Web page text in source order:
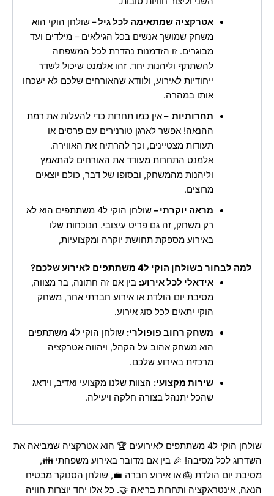
אטרקציה שמתאימה לכל גיל –שולחן הוקי הוא
משחק שמושך אנשים בכל הגילאים – מילדים ועד
מבוגרים. זו הזדמנות נהדרת לכל המשפחה
להשתתף וליהנות יחד. זהו אלמנט שיכול לשדר
ייחודיות לאירוע, ולוודא שהאורחים שלכם לא ישכחו
אותו במהרה.
תחרותיות –אין כמו תחרות כדי להעלות את רמת
ההנאה! אפשר לארגן טורנירים עם פרסים או
תעודות מצטיינים, וכך להרתיח את האווירה.
אלמנט התחרות מעודד את האורחים להתאמץ
וליהנות מהמשחק, ובסופו של דבר, כולם יוצאים
מרוצים.
מראה יוקרתי –
שולחן הוקי ל4 משתתפים הוא לא
רק משחק, זה גם פריט עיצובי. הנוכחות שלו
באירוע מספקת תחושת יוקרה ומקצועיות,
למה לבחור בשולחן הוקי ל4 משתתפים לאירוע שלכם?
אידאלי לכל אירוע: בין אם זה חתונה, בר מצווה,
מסיבת יום הולדת או אירוע חברתי אחר, משחק
הוקי יתאים לכל סוג אירוע.
משחק רחוב פופולרי:
שולחן הוקי ל4 משתתפים
הוא משחק אהוב על הקהל, ויהווה אטרקציה
מרכזית באירוע שלכם.
שירות מקצועי: הצוות שלנו מקצועי ואדיב, וידאג
שהכל יתנהל בצורה חלקה ויעילה.
שולחן הוקי ל4 משתתפים לאירועים 🏆 הוא אטרקציה שמביאה את
השדרוג לכל מסיבה! 🎉 בין אם מדובר באירוע משפחתי 👪,
מסיבת יום הולדת 🎂 או אירוע חברה 💼, שולחן הסנוקר מבטיח
הנאה, אינטראקציה ותחרות בריאה 🤝. כל אלו יחד יוצרות חוויה